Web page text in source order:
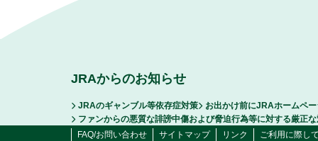
JRAからのお知らせ
JRAのギャンブル等依存症対策
お出かけ前にJRAホームペ
ファンからの悪質な誹謗中傷および脅迫行為等に対する厳正
FAQ/お問い合わせ
サイトマップ リンク ご利用に際し